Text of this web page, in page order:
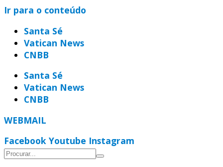
Ir para o conteúdo
Santa Sé
Vatican News
CNBB
Santa Sé
Vatican News
CNBB
WEBMAIL
Facebook Youtube Instagram